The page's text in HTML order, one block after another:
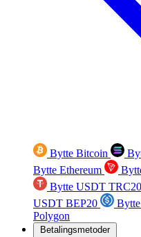
Bytte Bitcoin
Bytte Ethereum
Bytte USDT TRC20
USDT BEP20
Polygon
Betalingsmetoder